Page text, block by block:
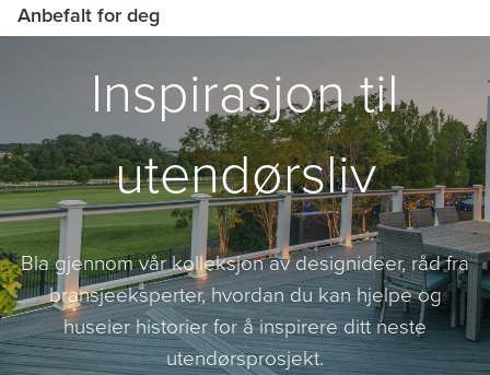
Anbefalt for deg
Inspirasjon til
utendørsliv
Bla gjennom vår kolleksjon av designideer, råd fra
bransjeeksperter, hvordan du kan hjelpe og
huseier historier for å inspirere ditt neste
utendørsprosjekt.